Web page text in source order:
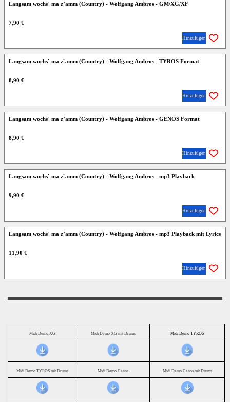
Langsam wochs` ma z`amm (Country) - Wolfgang Ambros - GM/XG/XF
7,90 €
Hinzufügen
Langsam wochs` ma z`amm (Country) - Wolfgang Ambros - TYROS Format
8,90 €
Hinzufügen
Langsam wochs` ma z`amm (Country) - Wolfgang Ambros - GENOS Format
8,90 €
Hinzufügen
Langsam wochs` ma z`amm (Country) - Wolfgang Ambros - mp3 Playback
9,90 €
Hinzufügen
Langsam wochs` ma z`amm (Country) - Wolfgang Ambros - mp3 Playback mit Lyrics
11,90 €
Hinzufügen
Midi Demo XG Midi Demo XG mit Drums Midi Demo TYROS
Midi Demo TYROS mit Drums Midi Demo Genos Midi Demo Genos mit Drums